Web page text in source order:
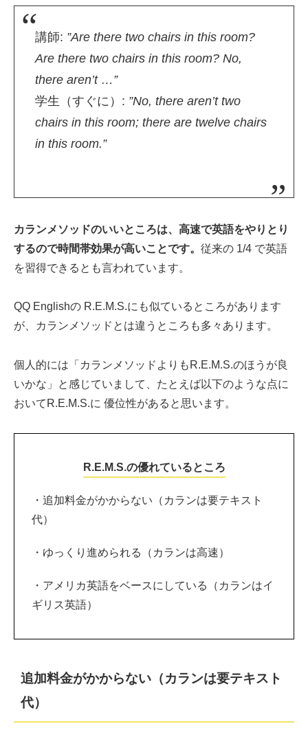
講師: ”Are there two chairs in this room?
Are there two chairs in this room? No,
there aren’t …”
学生（すぐに）: ”No, there aren’t two
chairs in this room; there are twelve chairs
in this room.”
カランメソッドのいいところは、高速で英語をやりとり
するので時間帯効果が高いことです。 従来の 1/4 で英語
を習得できるとも言われています。
QQ Englishの R.E.M.S.にも似ているところがあります
が、カランメソッドとは違うところも多々あります。
個人的には「カランメソッドよりもR.E.M.S.のほうが良
いかな」と感じていまして、たとえば以下のような点に
おいてR.E.M.S.に 優位性があると思います。
R.E.M.S.の優れているところ
・追加料金がかからない（カランは要テキスト
代）
・ゆっくり進められる（カランは高速）
・アメリカ英語をベースにしている（カランはイ
ギリス英語）
追加料金がかからない（カランは要テキスト
代）